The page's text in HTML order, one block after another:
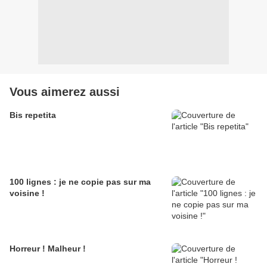
Vous aimerez aussi
Bis repetita
100 lignes : je ne copie pas sur ma
voisine !
Horreur ! Malheur !